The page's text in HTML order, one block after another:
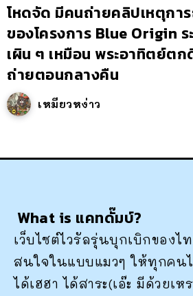
โหดจัด มีคนถ่ายคลิปเหตุกา
ของโครงการ Blue Origin
เผิน ๆ เหมือน พระอาทิตย์ต
ถ่ายตอนกลางคืน
เหมียวหง่าว
What is แคทดั๊มบ์?
เว็บไซต์ไวรัลรุ่นบุกเบิกของไ
สนใจในแบบแมวๆ ให้ทุกคน
ได้เฮฮา ได้สาระ(เอ๊ะ มีด้วยเห